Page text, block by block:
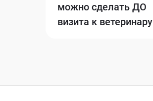
можно сделать ДО
визита к ветеринару